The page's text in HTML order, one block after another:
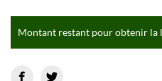
Montant restant pour obtenir la